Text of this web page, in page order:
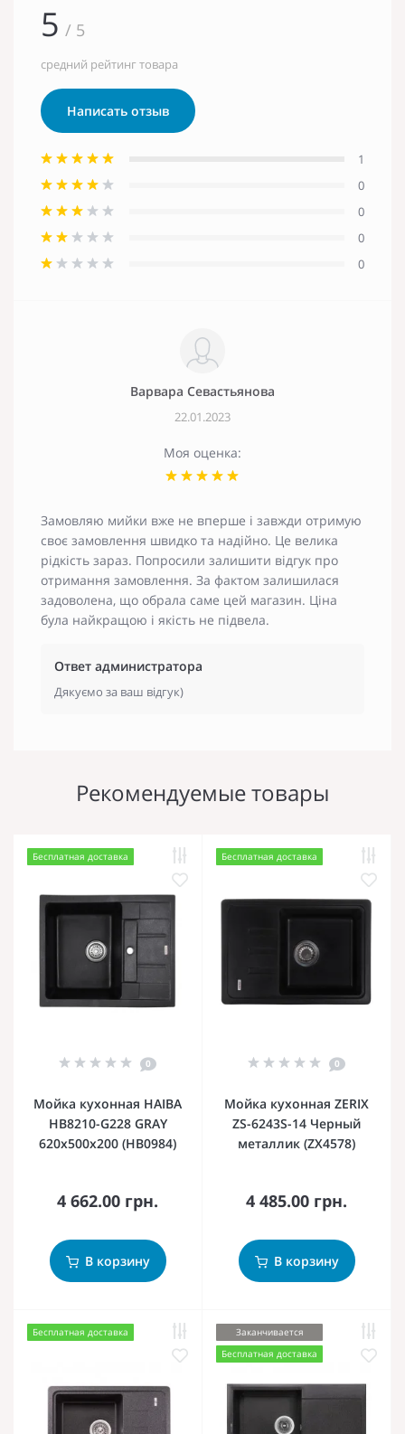
5 / 5
средний рейтинг товара
Написать отзыв
1
0
0
0
0
Варвара Севастьянова
22.01.2023
Моя оценка:
Замовляю мийки вже не вперше і завжди отримую
своє замовлення швидко та надійно. Це велика
рідкість зараз. Попросили залишити відгук про
отримання замовлення. За фактом залишилася
задоволена, що обрала саме цей магазин. Ціна
була найкращою і якість не підвела.
Ответ администратора
Дякуємо за ваш відгук)
Рекомендуемые товары
Бесплатная доставка
0
Мойка кухонная HAIBA
HB8210-G228 GRAY
620x500x200 (HB0984)
4 662.00 грн.
В корзину
Бесплатная доставка
0
Мойка кухонная ZERIX
ZS-6243S-14 Черный
металлик (ZX4578)
4 485.00 грн.
В корзину
Бесплатная доставка
Заканчивается
Бесплатная доставка